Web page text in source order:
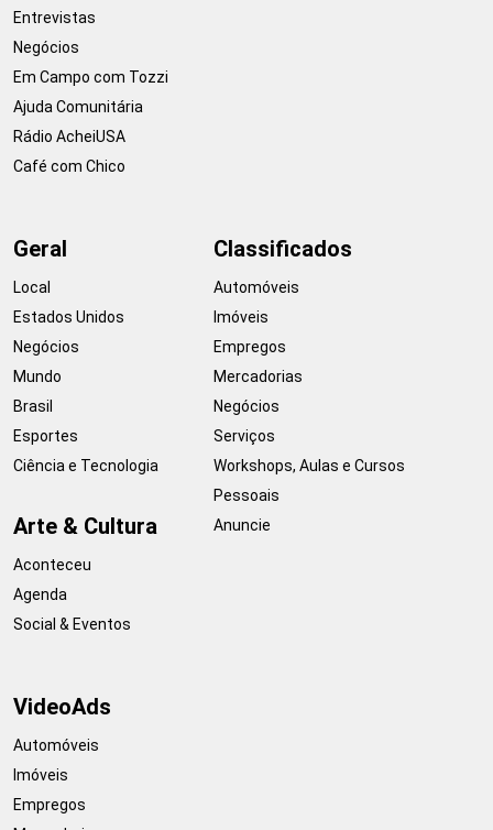
Entrevistas
Negócios
Em Campo com Tozzi
Ajuda Comunitária
Rádio AcheiUSA
Café com Chico
Geral
Local
Estados Unidos
Negócios
Mundo
Brasil
Esportes
Ciência e Tecnologia
Arte & Cultura
Aconteceu
Agenda
Social & Eventos
Classificados
Automóveis
Imóveis
Empregos
Mercadorias
Negócios
Serviços
Workshops, Aulas e Cursos
Pessoais
Anuncie
VideoAds
Automóveis
Imóveis
Empregos